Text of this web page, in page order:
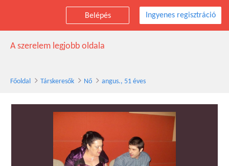
Belépés Ingyenes regisztráció
angus. társkereső nő, 51 éves
A szerelem legjobb oldala
Főoldal Társkeresők Nő angus., 51 éves